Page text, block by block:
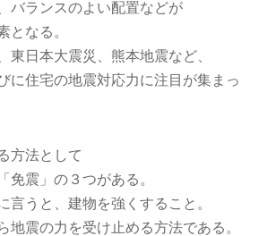
バランスのよい配置などが
となる。
東日本大震災、熊本地震など、
に住宅の地震対応力に注目が集まっ
方法として
免震」の３つがある。
言うと、建物を強くすること。
地震の力を受け止める方法である。